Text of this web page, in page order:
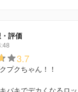
評価
3.7
プクちゃん！！